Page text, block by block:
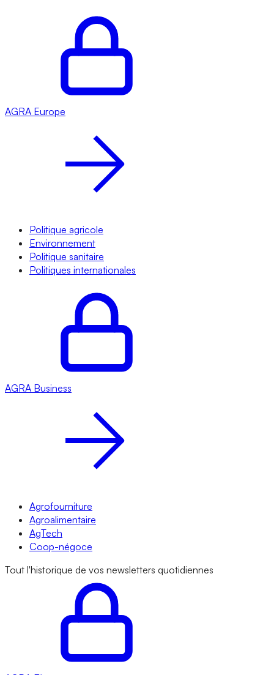
AGRA Europe
Politique agricole
Environnement
Politique sanitaire
Politiques internationales
AGRA Business
Agrofourniture
Agroalimentaire
AgTech
Coop-négoce
Tout l'historique de vos newsletters quotidiennes